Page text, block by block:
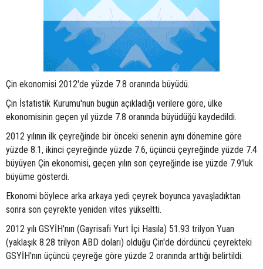
Çin ekonomisi 2012'de yüzde 7.8 oranında büyüdü.
Çin İstatistik Kurumu'nun bugün açıkladığı verilere göre, ülke
ekonomisinin geçen yıl yüzde 7.8 oranında büyüdüğü kaydedildi.
2012 yılının ilk çeyreğinde bir önceki senenin aynı dönemine göre
yüzde 8.1, ikinci çeyreğinde yüzde 7.6, üçüncü çeyreğinde yüzde 7.4
büyüyen Çin ekonomisi, geçen yılın son çeyreğinde ise yüzde 7.9'luk
büyüme gösterdi.
Ekonomi böylece arka arkaya yedi çeyrek boyunca yavaşladıktan
sonra son çeyrekte yeniden vites yükseltti.
2012 yılı GSYİH'nın (Gayrisafi Yurt İçi Hasıla) 51.93 trilyon Yuan
(yaklaşık 8.28 trilyon ABD doları) olduğu Çin'de dördüncü çeyrekteki
GSYİH'nın üçüncü çeyreğe göre yüzde 2 oranında arttığı belirtildi.